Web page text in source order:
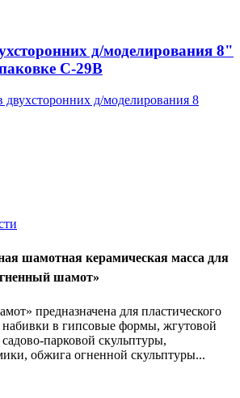
д/моделирования 8"
C-29B
шамотная керамическая масса для
шамот»
предназначена для пластического
в гипсовые формы, жгутовой
парковой скульптуры,
обжига огненной скульптуры...